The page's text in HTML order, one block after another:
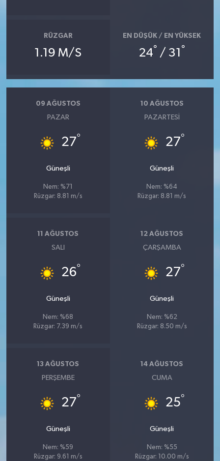
RÜZGAR
1.19 M/S
EN DÜŞÜK / EN YÜKSEK
24° / 31 °
09 AĞUSTOS
PAZAR
27°
Güneşli
Nem: %71
Rüzgar: 8.81 m/s
10 AĞUSTOS
PAZARTESI
27°
Güneşli
Nem: %64
Rüzgar: 8.81 m/s
11 AĞUSTOS
SALI
26°
Güneşli
Nem: %68
Rüzgar: 7.39 m/s
12 AĞUSTOS
ÇARŞAMBA
27°
Güneşli
Nem: %62
Rüzgar: 8.50 m/s
13 AĞUSTOS
PERŞEMBE
27°
Güneşli
Nem: %59
Rüzgar: 9.61 m/s
14 AĞUSTOS
CUMA
25°
Güneşli
Nem: %55
Rüzgar: 10.00 m/s